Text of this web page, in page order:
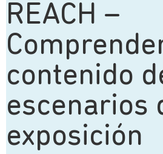
REACH –
contenido
escenarios
exposición